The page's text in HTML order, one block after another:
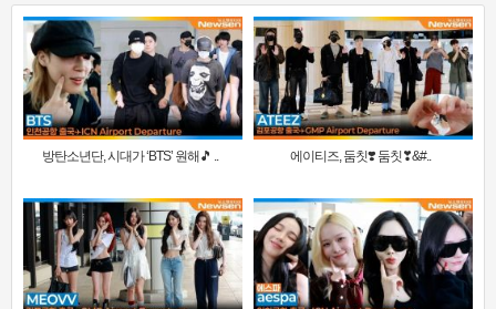
방탄소년단, 시대가 ‘BTS’ 원해🎵 .. 에이티즈, 둠칫❣️ 둠칫❣&#..